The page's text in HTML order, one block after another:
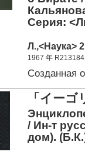
Серия:
Л.,<Наука>
1967 年 R213184
Созданная
「イー
/ Ин-т
дом).